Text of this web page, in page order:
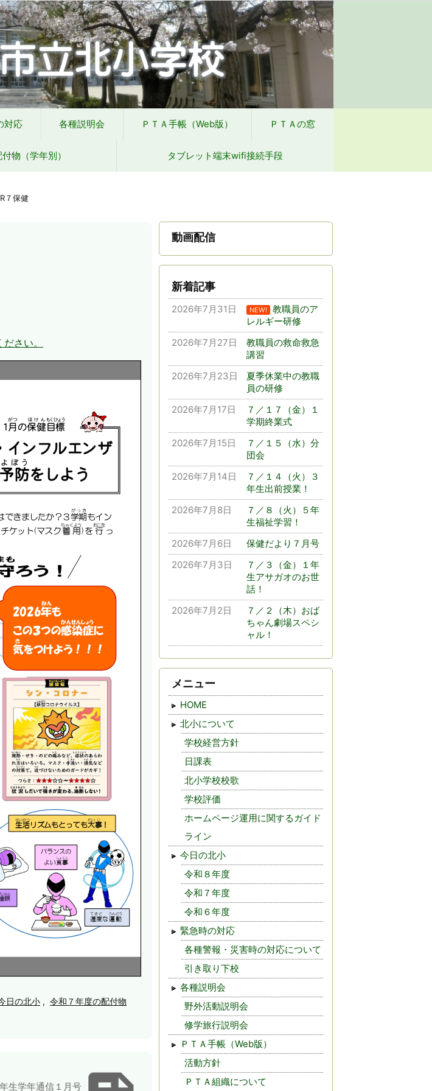
対応 各種説明会 ＰＴＡ手帳（Web版） ＰＴＡの窓
物（学年別） タブレット端末wifi接続手段
（Web版） ＰＴＡの窓 いじめ防止基本方針
学校からの配付物（学年別）
R７保健
さい。
日の北小 , 令和７年度の配付物
生学年通信１月号
動画配信
新着記事
2026年7月31日 NEW!
教職員のア
レルギー研修
2026年7月27日
教職員の救命救急
講習
2026年7月23日
夏季休業中の教職
員の研修
2026年7月17日
７／１７（金）１
学期終業式
2026年7月15日
７／１５（水）分
団会
2026年7月14日
７／１４（火）３
年生出前授業！
2026年7月8日
７／８（火）５年
生福祉学習！
2026年7月6日
保健だより７月号
2026年7月3日
７／３（金）１年
生アサガオのお世
話！
2026年7月2日
７／２（木）おば
ちゃん劇場スペシ
ャル！
メニュー
HOME
北小について
学校経営方針
日課表
北小学校校歌
学校評価
ホームページ運用に関するガイド
ライン
今日の北小
令和８年度
令和７年度
令和６年度
緊急時の対応
各種警報・災害時の対応について
引き取り下校
各種説明会
野外活動説明会
修学旅行説明会
ＰＴＡ手帳（Web版）
活動方針
ＰＴＡ組織について